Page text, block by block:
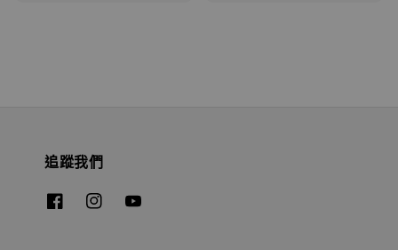
追蹤我們